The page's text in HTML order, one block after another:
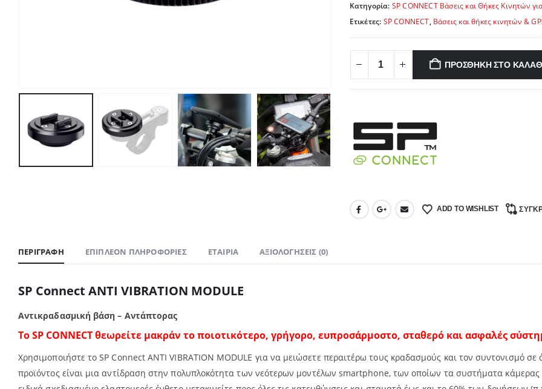
Κατηγορία: SP CONNECT Βάσεις και Θήκες Κινητών
Ετικέτες: SP CONNECT, Βάσεις και θήκες κινητών &
ΠΡΟΣΘΉΚΗ ΣΤΟ
ADD TO WISHLIST
ΠΕΡΙΓΡΑΦΉ ΕΠΙΠΛΈΟΝ ΠΛΗΡΟΦΟΡΊΕΣ ΕΤΑΙΡΊΑ ΑΞΙΟΛΟΓΉΣΕΙΣ (0)
SP Connect ANTI VIBRATION MODULE
Αντικραδασμική βάση – Αντάπτορας
Το SP CONNECTθεωρείτε μακράν το ποιοτικότερο, γρήγορο, ευπροσάρμοστο, σταθερό και ασφαλές
Χρησιμοποιήστε το SP Connect ANTI VIBRATION MODULE για να μειώσετε περαιτέρω τους κραδασμούς και τον
προϊόντος είναι μια αντίδραση στην πολυπλοκότητα των νεότερων μοντέλων smartphone, των οποίων τα συστήματα